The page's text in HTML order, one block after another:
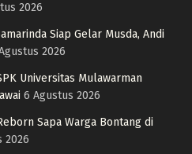
2026
Siap Gelar Musda, Andi
2026
Universitas Mulawarman
6 Agustus 2026
Sapa Warga Bontang di
2026